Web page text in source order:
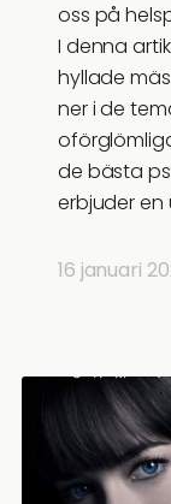
oss på
I denna
hyllade
ner i de
de bästa
erbjuder en
16 januari